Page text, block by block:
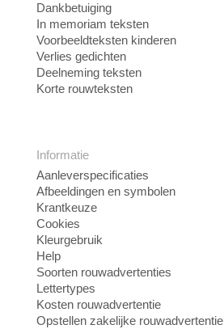
Dankbetuiging
In memoriam teksten
Voorbeeldteksten kinderen
Verlies gedichten
Deelneming teksten
Korte rouwteksten
Informatie
Aanleverspecificaties
Afbeeldingen en symbolen
Krantkeuze
Cookies
Kleurgebruik
Help
Soorten rouwadvertenties
Lettertypes
Kosten rouwadvertentie
Opstellen zakelijke rouwadvertentie